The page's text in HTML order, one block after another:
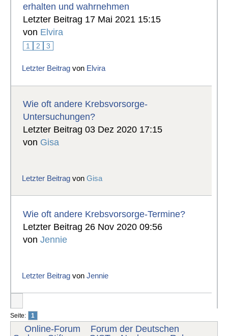
erhalten und wahrnehmen
Letzter Beitrag 17 Mai 2021 15:15
von Elvira
1 2 3
Letzter Beitrag von Elvira
Wie oft andere Krebsvorsorge-
Untersuchungen?
Letzter Beitrag 03 Dez 2020 17:15
von Gisa
Letzter Beitrag vonGisa
Wie oft andere Krebsvorsorge-Termine?
Letzter Beitrag 26 Nov 2020 09:56
vonJennie
Letzter Beitrag vonJennie
Seite: 1
Online-Forum
Forum der Deutschen